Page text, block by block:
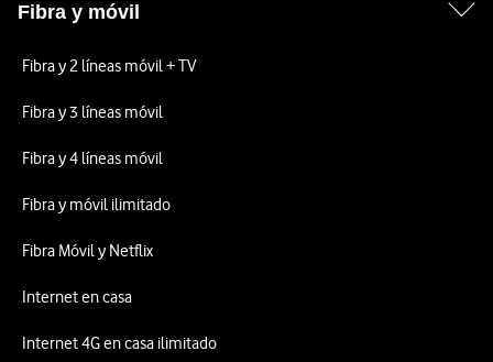
Fibra y móvil
Fibra y 2 líneas móvil + TV
Fibra y 3 líneas móvil
Fibra y 4 líneas móvil
Fibra y móvil ilimitado
Fibra Móvil y Netflix
Internet en casa
Internet 4G en casa ilimitado